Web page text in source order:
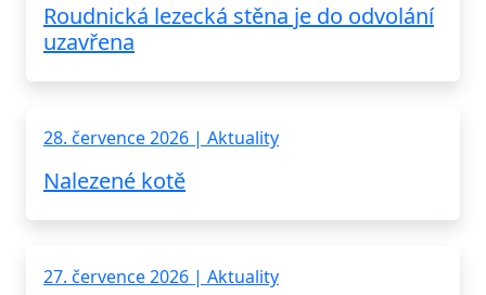
Roudnická lezecká stěna je do odvolání
uzavřena
28. července 2026 | Aktuality
Nalezené kotě
27. července 2026 | Aktuality